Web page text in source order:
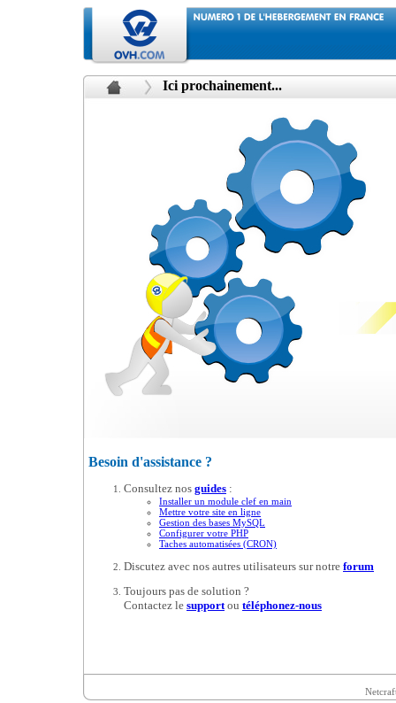
Ici prochainement...
Besoin d'assistance ?
Consultez nos guides :
Installer un module clef en main
Mettre votre site en ligne
Gestion des bases MySQL
Configurer votre PHP
Taches automatisées (CRON)
Discutez avec nos autres utilisateurs sur notre forum
Toujours pas de solution ?
Contactez le supportou téléphonez-nous